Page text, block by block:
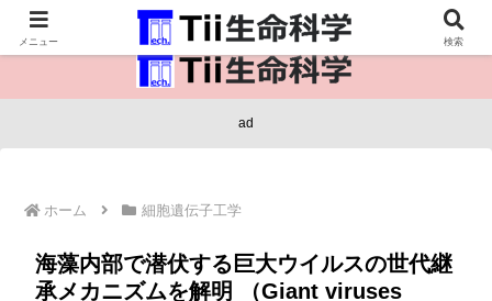
医療保健・生命・生物の情報インフラ。
ad
ホーム 細胞遺伝子工学
海藻内部で潜伏する巨大ウイルスの世代継
承メカニズムを解明 （Giant viruses
メニュー 検索